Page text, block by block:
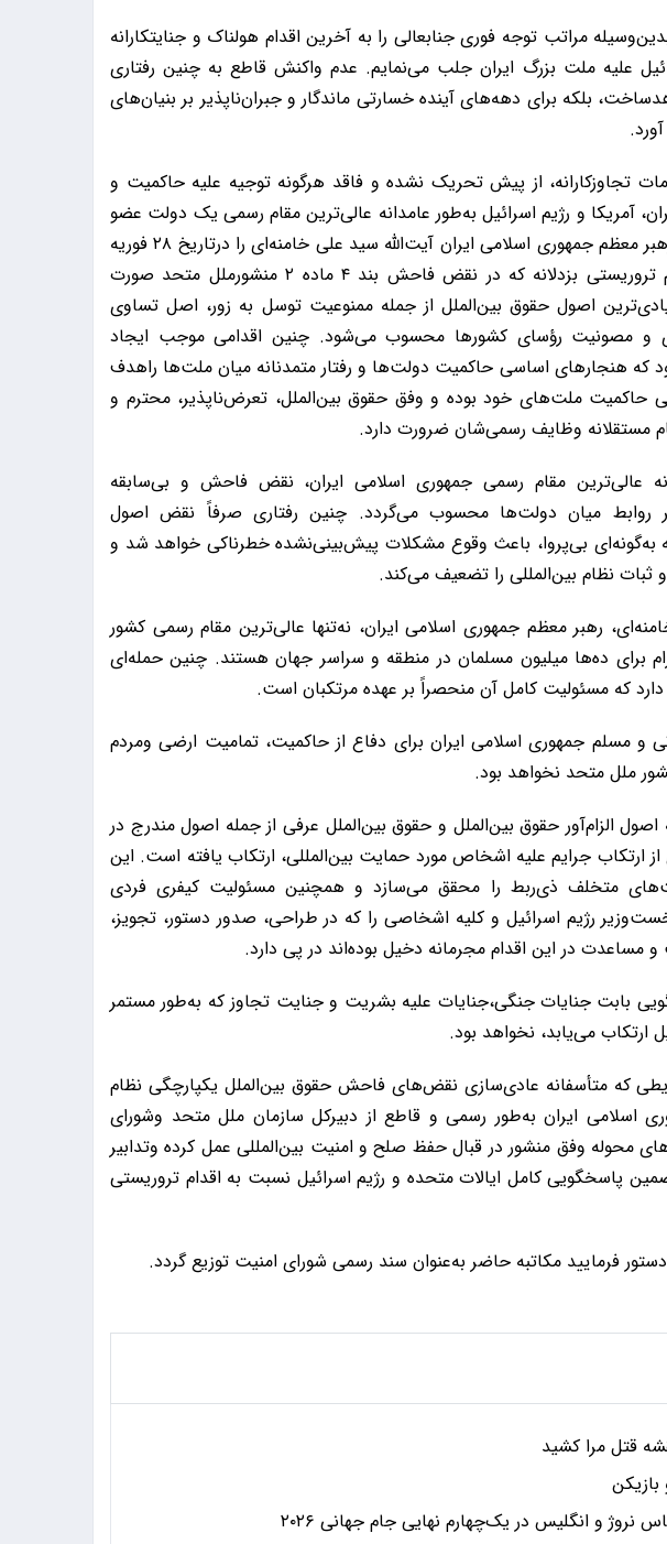
مراتب توجه فوری جنابعالی را به آخرین اقدام هولناک و جنایتکارانه
علیه ملت بزرگ ایران جلب می‌نمایم. عدم واکنش قاطع به چنین رفتاری
بلکه برای دهه‌های آینده خسارتی ماندگار و جبران‌ناپذیر بر بنیان‌های
تجاوزکارانه، از پیش‌ تحریک‌ نشده و فاقد هرگونه توجیه علیه حاکمیت و
آمریکا و رژیم اسرائیل به‌طور عامدانه عالی‌ترین مقام رسمی یک دولت عضو
مستقل سازمان ملل متحد یعنی رهبر معظم جمهوری اسلامی ایران آیت‌الله سید علی خامنه‌ای را درتاریخ ۲۸ فوریه
۲۰۲۶ هدف قرار دادند. این اقدام تروریستی بزدلانه که در نقض فاحش بند ۴ ماده ۲ منشورملل متحد صورت
اصول حقوق بین‌الملل از جمله ممنوعیت توسل به زور، اصل تساوی
و مصونیت رؤسای کشورها محسوب می‌شود. چنین اقدامی موجب ایجاد
که هنجارهای اساسی حاکمیت دولت‌ها و رفتار متمدنانه میان ملت‌ها راهدف
حاکمیت ملت‌های خود بوده و وفق حقوق بین‌الملل، تعرض‌ناپذیر، محترم و
مستقلانه وظایف رسمی‌شان ضرورت دارد.
عالی‌ترین مقام رسمی جمهوری اسلامی ایران، نقض فاحش و بی‌سابقه
بر روابط میان دولت‌ها محسوب می‌گردد. چنین رفتاری صرفاً نقض اصول
به‌گونه‌ای بی‌پروا، باعث وقوع مشکلات پیش‌بینی‌نشده خطرناکی خواهد شد و
نظام بین‌المللی را تضعیف می‌کند.
رهبر معظم جمهوری اسلامی ایران، نه‌تنها عالی‌ترین مقام رسمی کشور
برای ده‌ها میلیون مسلمان در منطقه و سراسر جهان هستند. چنین حمله‌ای
که مسئولیت کامل آن منحصراً بر عهده مرتکبان است.
و مسلم جمهوری اسلامی ایران برای دفاع از حاکمیت، تمامیت ارضی ومردم
اصول الزام‌آور حقوق بین‌الملل و حقوق بین‌الملل عرفی از جمله اصول مندرج در
به جلوگیری از ارتکاب جرایم علیه اشخاص مورد حمایت بین‌المللی، ارتکاب یافته است. این
متخلف ذی‌ربط را محقق می‌سازد و همچنین مسئولیت کیفری فردی
رژیم اسرائیل و کلیه اشخاصی را که در طراحی، صدور دستور، تجویز،
مساعدت در این اقدام مجرمانه دخیل بوده‌اند در پی دارد.
بابت جنایات جنگی،جنایات علیه بشریت و جنایت تجاوز که به‌طور مستمر
ارتکاب می‌یابد، نخواهد بود.
که متأسفانه عادی‌سازی نقض‌های فاحش حقوق بین‌الملل یکپارچگی نظام
اسلامی ایران به‌طور رسمی و قاطع از دبیرکل سازمان ملل متحد وشورای
محوله وفق منشور در قبال حفظ صلح و امنیت بین‌المللی عمل کرده وتدابیر
پاسخگویی کامل ایالات متحده و رژیم اسرائیل نسبت به اقدام تروریستی
فرمایید مکاتبه حاضر به‌عنوان سند رسمی شورای امنیت توزیع گردد.
قتل مرا کشید
بازیکن
و انگلیس در یک‌چهارم نهایی جام جهانی ۲۰۲۶